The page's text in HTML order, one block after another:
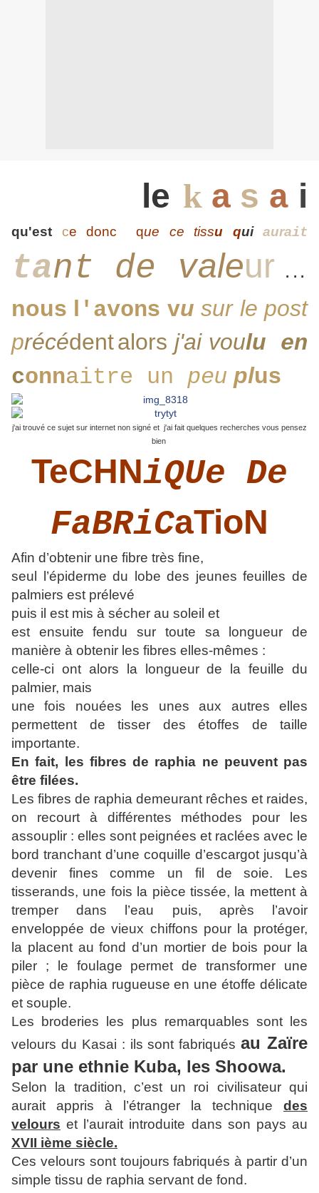
le k a s a i
qu'est ce donc que ce tissu quiaurait
tant de valeur . . .
nous l 'avons vu sur le post
précédentalors j'ai voulu en
connaitre un peu plus
j'ai trouvé ce sujet sur internet non signé et j'ai fait quelques recherches vous pensez
bien
TeCHNiQUe De
FaBRiCaTioN
Afin d’obtenir une fibre très fine,
seul l’épiderme du lobe des jeunes feuilles de
palmiers est prélevé
puis il est mis à sécher au soleil et
est ensuite fendu sur toute sa longueur de
manière à obtenir les fibres elles-mêmes :
celle-ci ont alors la longueur de la feuille du
palmier, mais
une fois nouées les unes aux autres elles
permettent de tisser des étoffes de taille
importante.
En fait, les fibres de raphia ne peuvent pas
être filées.
Les fibres de raphia demeurant rêches et raides,
on recourt à différentes méthodes pour les
assouplir : elles sont peignées et raclées avec le
bord tranchant d’une coquille d’escargot jusqu’à
devenir fines comme un fil de soie. Les
tisserands, une fois la pièce tissée, la mettent à
tremper dans l’eau puis, après l’avoir
enveloppée de vieux chiffons pour la protéger,
la placent au fond d’un mortier de bois pour la
piler ; le foulage permet de transformer une
pièce de raphia rugueuse en une étoffe délicate
et souple.
Les broderies les plus remarquables sont les
velours du Kasai : ils sont fabriquésau Zaïre
par une ethnie Kuba, les Shoowa.
Selon la tradition, c’est un roi civilisateur qui
aurait appris à l’étranger la technique des
velours et l’aurait introduite dans son pays au
XVII ième siècle.
Ces velours sont toujours fabriqués à partir d’un
simple tissu de raphia servant de fond.